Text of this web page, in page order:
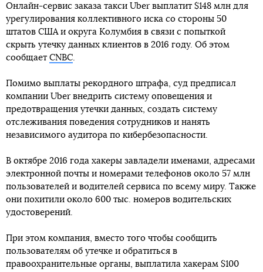
Онлайн-сервис заказа такси Uber выплатит $148 млн для
урегулирования коллективного иска со стороны 50
штатов США и округа Колумбия в связи с попыткой
скрыть утечку данных клиентов в 2016 году. Об этом
сообщает CNBC.
Помимо выплаты рекордного штрафа, суд предписал
компании Uber внедрить систему оповещения и
предотвращения утечки данных, создать систему
отслеживания поведения сотрудников и нанять
независимого аудитора по кибербезопасности.
В октябре 2016 года хакеры завладели именами, адресами
электронной почты и номерами телефонов около 57 млн
пользователей и водителей сервиса по всему миру. Также
они похитили около 600 тыс. номеров водительских
удостоверений.
При этом компания, вместо того чтобы сообщить
пользователям об утечке и обратиться в
правоохранительные органы, выплатила хакерам $100